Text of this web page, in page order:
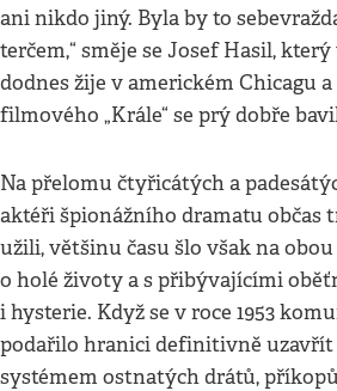
ani nikdo jiný. Byla by to
terčem,“ směje se Josef Hasil,
dodnes žije v americkém Chicagu
filmového „Krále“ se prý dobře
Na přelomu čtyřicátých a
aktéři špionážního dramatu občas
užili, většinu času šlo však na
o holé životy a s přibývajícími
i hysterie. Když se v roce 1953
podařilo hranici definitivně
systémem ostnatých drátů,